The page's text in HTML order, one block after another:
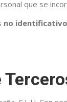
que se
no